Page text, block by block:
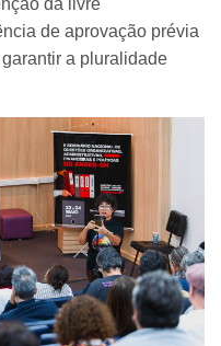
da livre
de aprovação prévia
a pluralidade